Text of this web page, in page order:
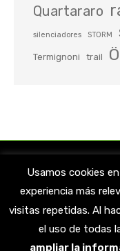
Quartararo
silenciadores STORM
Termignoni trail
Usamos cookies
experiencia más
visitas repetidas. Al
el uso de todas
ampliar la